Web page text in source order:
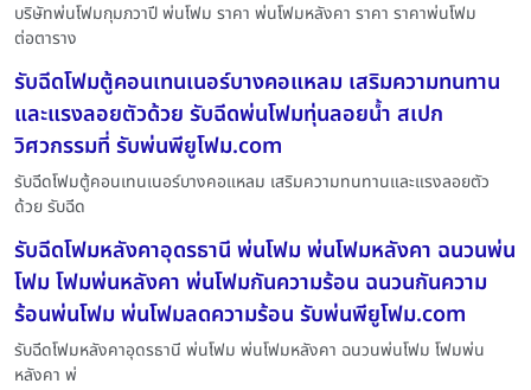
บริษัทพ่นโฟมกุมภวาปี พ่นโฟม ราคา พ่นโฟมหลังคา ราคา ราคาพ่นโฟม
ต่อตาราง
รับฉีดโฟมตู้คอนเทนเนอร์บางคอแหลม เสริมความทนทาน
และแรงลอยตัวด้วย รับฉีดพ่นโฟมทุ่นลอยน้ำ สเปก
วิศวกรรมที่ รับพ่นพียูโฟม.com
รับฉีดโฟมตู้คอนเทนเนอร์บางคอแหลม เสริมความทนทานและแรงลอยตัว
ด้วย รับฉีด
รับฉีดโฟมหลังคาอุดรธานี พ่นโฟม พ่นโฟมหลังคา ฉนวนพ่น
โฟม โฟมพ่นหลังคา พ่นโฟมกันความร้อน ฉนวนกันความ
ร้อนพ่นโฟม พ่นโฟมลดความร้อน รับพ่นพียูโฟม.com
รับฉีดโฟมหลังคาอุดรธานี พ่นโฟม พ่นโฟมหลังคา ฉนวนพ่นโฟม โฟมพ่น
หลังคา พ่